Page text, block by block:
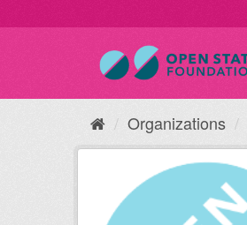
Organizations